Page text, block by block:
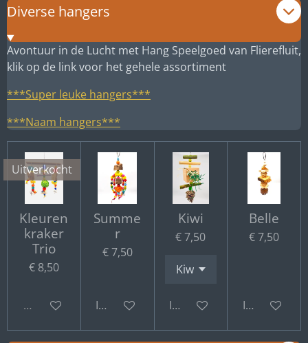
Diverse hangers
Avontuur in de Lucht met Hang Speelgoed van Flierefluit,
klik op de link voor het gehele assortiment
***Super leuke hangers***
***Naam hangers***
Uitverkocht
Kleuren
kraker
Trio
€ 8,50
Uitverkocht
Summe
r
€ 7,50
In winkelwagen
Kiwi
€ 7,50
In winkelwagen
Belle
€ 7,50
In